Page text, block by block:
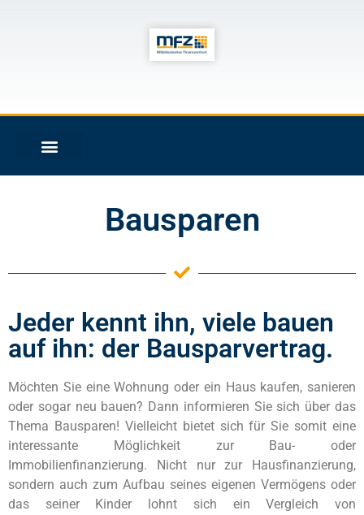
Bausparen
Jeder kennt ihn, viele bauen
auf ihn: der Bausparvertrag.
Möchten Sie eine Wohnung oder ein Haus kaufen, sanieren
oder sogar neu bauen? Dann informieren Sie sich über das
Thema Bausparen! Vielleicht bietet sich für Sie somit eine
interessante Möglichkeit zur Bau- oder
Immobilienfinanzierung. Nicht nur zur Hausfinanzierung,
sondern auch zum Aufbau seines eigenen Vermögens oder
das seiner Kinder lohnt sich ein Vergleich von